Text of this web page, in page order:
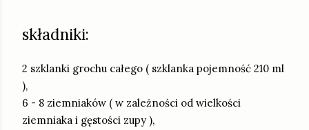
składniki:
2 szklanki grochu całego ( szklanka pojemność 210 ml
),
6 - 8 ziemniaków ( w zależności od wielkości
ziemniaka i gęstości zupy ),